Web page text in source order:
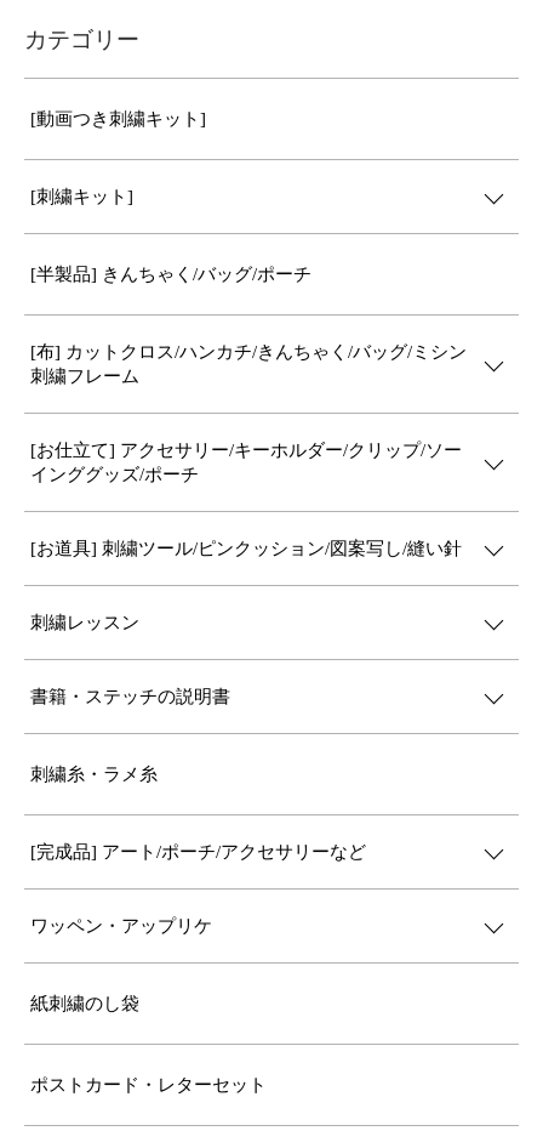
カテゴリー
[動画つき刺繍キット]
[刺繍キット]
[半製品] きんちゃく/バッグ/ポーチ
[布] カットクロス/ハンカチ/きんちゃく/バッグ/ミシン
刺繍フレーム
[お仕立て] アクセサリー/キーホルダー/クリップ/ソー
インググッズ/ポーチ
[お道具] 刺繍ツール/ピンクッション/図案写し/縫い針
刺繍レッスン
書籍・ステッチの説明書
刺繍糸・ラメ糸
[完成品] アート/ポーチ/アクセサリーなど
ワッペン・アップリケ
紙刺繍のし袋
ポストカード・レターセット